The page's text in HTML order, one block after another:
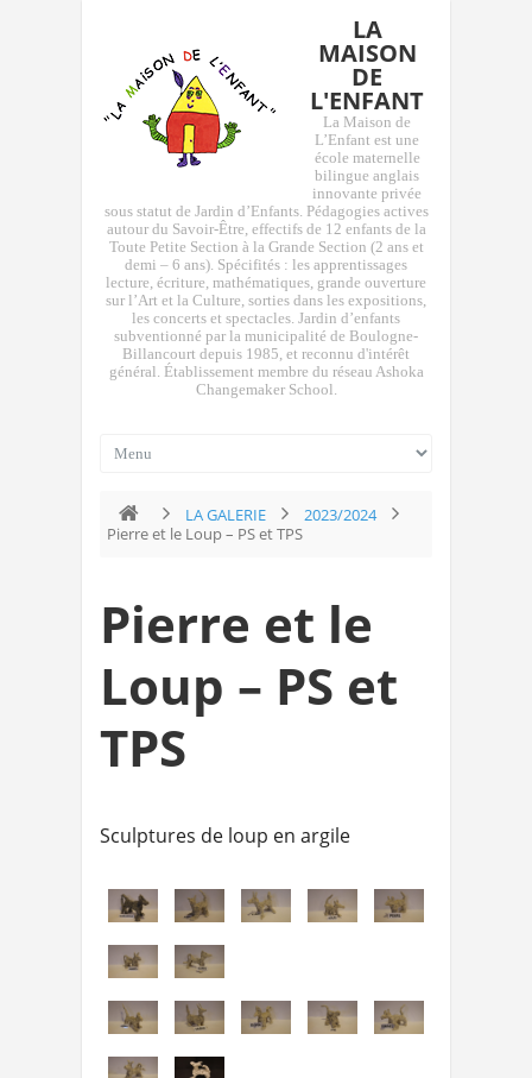
LA
MAISON
DE
L'ENFANT
La Maison de
L’Enfant est une
école maternelle
bilingue anglais
innovante privée
sous statut de Jardin d’Enfants. Pédagogies actives
autour du Savoir-Être, effectifs de 12 enfants de la
Toute Petite Section à la Grande Section (2 ans et
demi – 6 ans). Spécifités : les apprentissages
lecture, écriture, mathématiques, grande ouverture
sur l’Art et la Culture, sorties dans les expositions,
les concerts et spectacles. Jardin d’enfants
subventionné par la municipalité de Boulogne-
Billancourt depuis 1985, et reconnu d'intérêt
général. Établissement membre du réseau Ashoka
Changemaker School.
LA GALERIE
2023/2024
Pierre et le Loup – PS et TPS
Pierre et le
Loup – PS et
TPS
Sculptures de loup en argile